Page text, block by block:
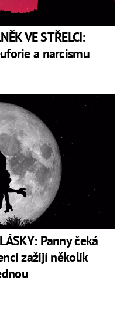
VE STŘELCI:
a narcismu
Panny čeká
zažijí několik